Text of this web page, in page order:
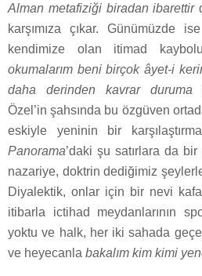
Alman metafiziği biradan ibarettir
karşımıza çıkar. Günümüzde
kendimize olan itimad
okumalarım beni birçok âyet-i
daha derinden kavrar duruma
Özel’in şahsında bu özgüven
eskiyle yeninin bir
Panorama’daki şu satırlara da
nazariye, doktrin dediğimiz
Diyalektik, onlar için bir nevi
itibarla ictihad meydanlarının
yoktu ve halk, her iki sahada
ve heyecanla bakalım kim kimi